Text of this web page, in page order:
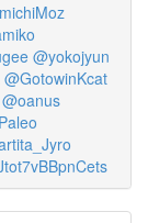
@yokojyun
@GotowinKcat
@oanus